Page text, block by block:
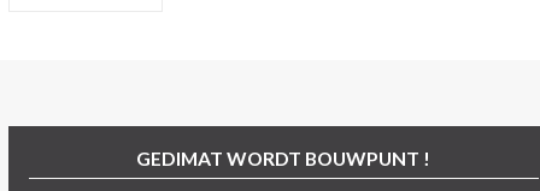
GEDIMAT WORDT BOUWPUNT !